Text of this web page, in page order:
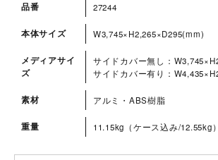
品番 27244
本体サイズ W3,745×H2,265×D295(mm)
メディアサイ
ズ
サイドカバー無し：
サイドカバー有り：
素材 アルミ・ABS樹脂
重量 11.15kg（ケース込み/12.55kg）